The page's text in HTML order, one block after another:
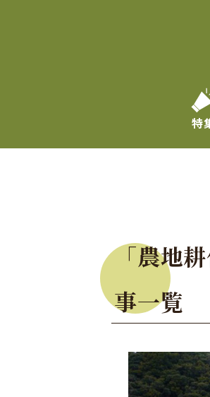
特
「農地
事一覧